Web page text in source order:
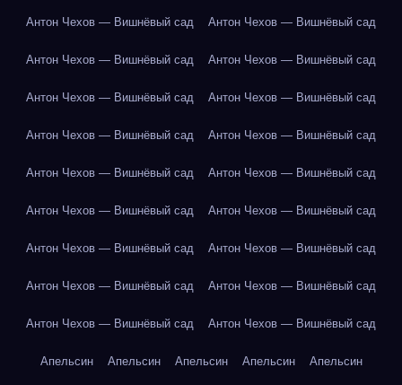
Антон Чехов — Вишнёвый сад Антон Чехов — Вишнёвый сад
Антон Чехов — Вишнёвый сад Антон Чехов — Вишнёвый сад
Антон Чехов — Вишнёвый сад Антон Чехов — Вишнёвый сад
Антон Чехов — Вишнёвый сад Антон Чехов — Вишнёвый сад
Антон Чехов — Вишнёвый сад Антон Чехов — Вишнёвый сад
Антон Чехов — Вишнёвый сад Антон Чехов — Вишнёвый сад
Антон Чехов — Вишнёвый сад Антон Чехов — Вишнёвый сад
Антон Чехов — Вишнёвый сад Антон Чехов — Вишнёвый сад
Антон Чехов — Вишнёвый сад Антон Чехов — Вишнёвый сад
Апельсин Апельсин Апельсин Апельсин Апельсин